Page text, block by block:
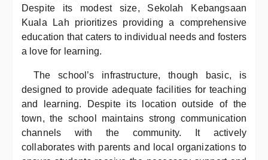
Despite its modest size, Sekolah Kebangsaan
Kuala Lah prioritizes providing a comprehensive
education that caters to individual needs and fosters
a love for learning.
The school’s infrastructure, though basic, is
designed to provide adequate facilities for teaching
and learning. Despite its location outside of the
town, the school maintains strong communication
channels with the community. It actively
collaborates with parents and local organizations to